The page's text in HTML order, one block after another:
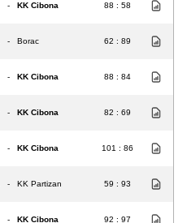
- KK Cibona 88 : 58
- Borac 62 : 89
- KK Cibona 88 : 84
- KK Cibona 82 : 69
- KK Cibona 101 : 86
- KK Partizan 59 : 93
- KK Cibona 92 : 97